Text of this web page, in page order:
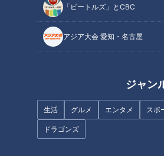
「ビートルズ」とCBC
アジア大会 愛知・名古屋
ジャン
生活 グルメ エンタメ スポ
ドラゴンズ
揚げ